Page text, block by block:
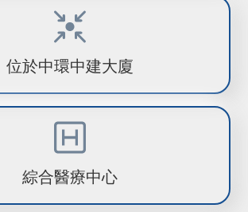
位於中環中建大廈
綜合醫療中心